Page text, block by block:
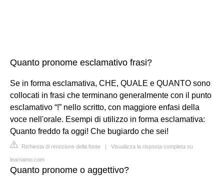
Quanto pronome esclamativo frasi?
Se in forma esclamativa, CHE, QUALE e QUANTO sono
collocati in frasi che terminano generalmente con il punto
esclamativo “!” nello scritto, con maggiore enfasi della
voce nell'orale. Esempi di utilizzo in forma esclamativa:
Quanto freddo fa oggi! Che bugiardo che sei!
Richiesta di rimozione della fonte | Visualizza la risposta completa su
learnamo.com
Quanto pronome o aggettivo?